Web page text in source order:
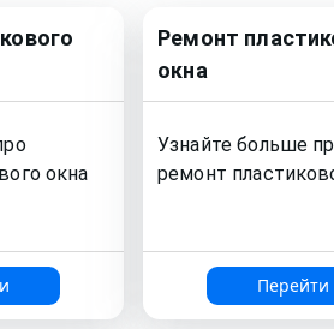
окна
Ремонт
окна
Узнайте больше
ремонт
Перейти